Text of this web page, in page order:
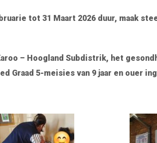
tot 31 Maart 2026 duur, maak
– Hoogland Subdistrik, het
Graad 5-meisies van 9 jaar en ouer